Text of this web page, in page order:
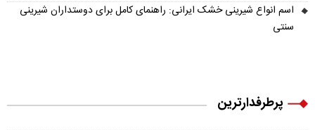
اسم انواع شیرینی خشک ایرانی: راهنمای کامل برای دوستداران شیرینی
سنتی
پرطرفدارترین